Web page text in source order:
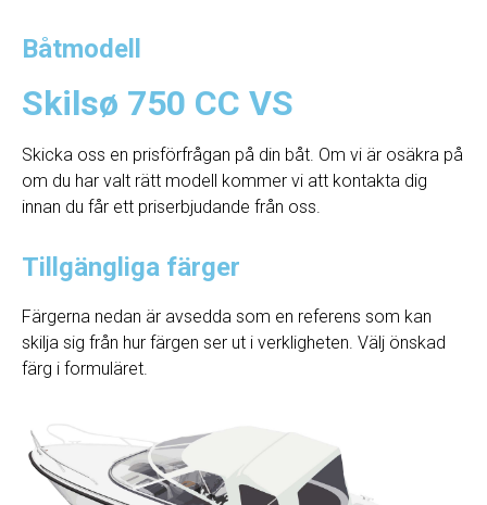
Båtmodell
Skilsø 750 CC VS
Skicka oss en prisförfrågan på din båt. Om vi ​​är osäkra på
om du har valt rätt modell kommer vi att kontakta dig
innan du får ett priserbjudande från oss.
Tillgängliga färger
Färgerna nedan är avsedda som en referens som kan
skilja sig från hur färgen ser ut i verkligheten. Välj önskad
färg i formuläret.